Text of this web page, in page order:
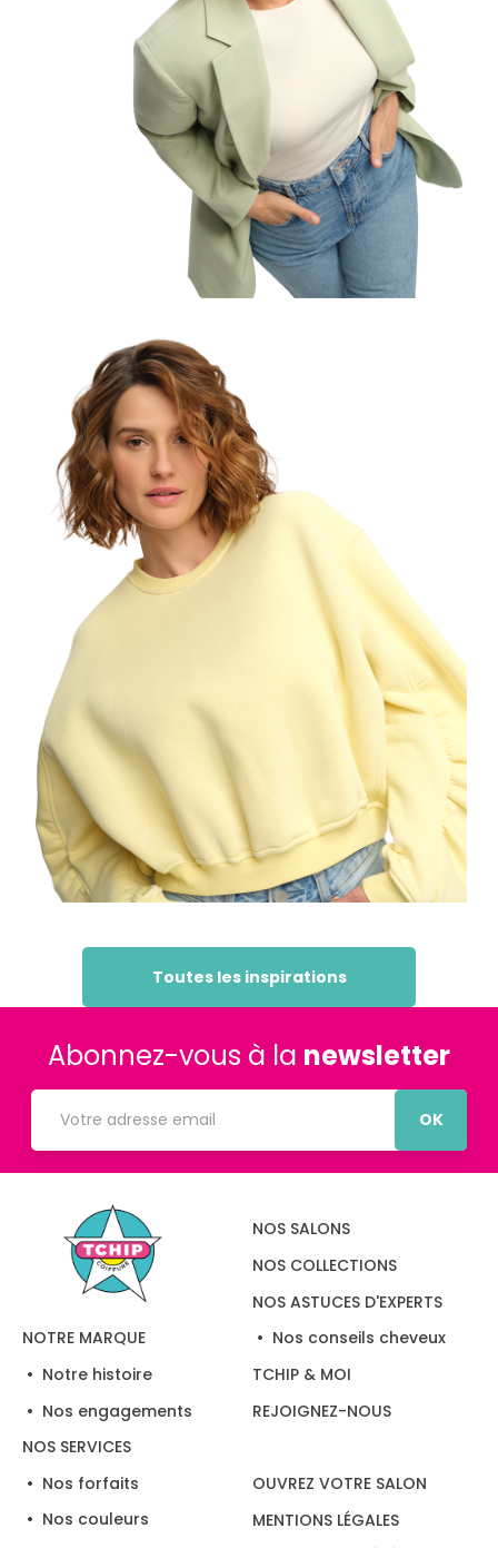
Toutes les inspirations
Abonnez-vous à la newsletter
OK
NOTRE MARQUE
Notre histoire
Nos engagements
NOS SERVICES
Nos forfaits
Nos couleurs
NOS SALONS
NOS COLLECTIONS
NOS ASTUCES D'EXPERTS
Nos conseils cheveux
TCHIP & MOI
REJOIGNEZ-NOUS
OUVREZ VOTRE SALON
MENTIONS LÉGALES